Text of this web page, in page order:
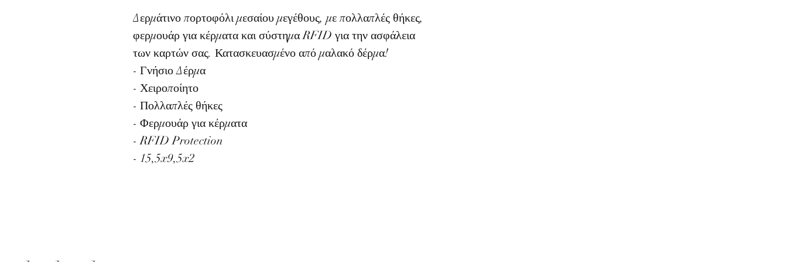
Δερμάτινο πορτοφόλι μεσαίου μεγέθους, με πολλαπλές θήκες,
φερμουάρ για κέρματα και σύστημα RFID για την ασφάλεια
των καρτών σας. Κατασκευασμένο από μαλακό δέρμα!
- Γνήσιο Δέρμα
- Χειροποίητο
- Πολλαπλές θήκες
- Φερμουάρ για κέρματα
- RFID Protection
- 15,5x9,5x2